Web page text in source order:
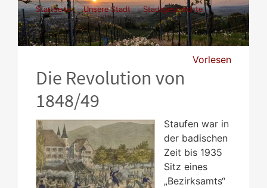
Startseite Unsere Stadt
Stadtgeschichte
Die Revolution von 1848/49
Vorlesen
Die Revolution von
1848/49
Staufen war in
der badischen
Zeit bis 1935
Sitz eines
„Bezirksamts“